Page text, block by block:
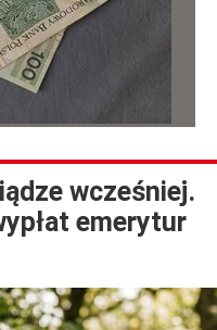
wcześniej.
emerytur